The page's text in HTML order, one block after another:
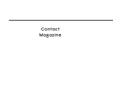
Contact
Magazine